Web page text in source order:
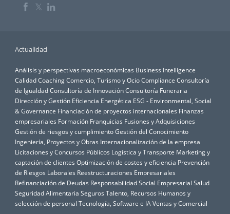
𝕏
Actualidad
Análisis y perspectivas macroeconómicas Business Intelligence
CalidadCoachingComercio, Turismo y OcioCompliance Consultoría
de IgualdadConsultoría de InnovaciónConsultoría Funeraria
Dirección y Gestión Eficiencia Energética ESG - Environmental, Social
& Governance Financiación de proyectos internacionales Finanzas
empresariales Formación Franquicias Fusiones y Adquisiciones
Gestión de riesgos y cumplimientoGestión del Conocimiento
Ingeniería, Proyectos y Obras Internacionalización de la empresa
Licitaciones y Concursos Públicos Logística y Transporte Marketing y
captación de clientes Optimización de costes y eficiencia Prevención
de Riesgos Laborales Reestructuraciones Empresariales
Refinanciación de Deudas Responsabilidad Social Empresarial Salud
Seguridad Alimentaria Seguros Talento, Recursos Humanos y
selección de personal Tecnología, Software e IA Ventas y Comercial